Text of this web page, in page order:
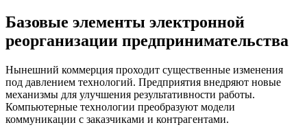
Базовые элементы электронной
реорганизации предпринимательства
Нынешний коммерция проходит существенные изменения
под давлением технологий. Предприятия внедряют новые
механизмы для улучшения результативности работы.
Компьютерные технологии преобразуют модели
коммуникации с заказчиками и контрагентами.